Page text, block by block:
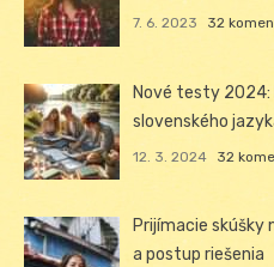
7. 6. 2023 32
Nové testy 2024:
slovenského
12. 3. 2024 32
Prijímacie
a postup riešenia